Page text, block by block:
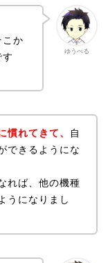
ゆうべる
こか
慣れてきて、
自
できるようにな
れば、他の機種
うになりまし